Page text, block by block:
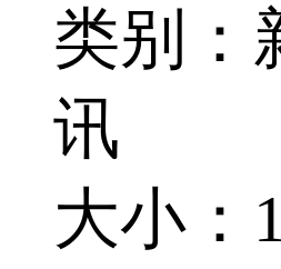
类别：
讯
大小：